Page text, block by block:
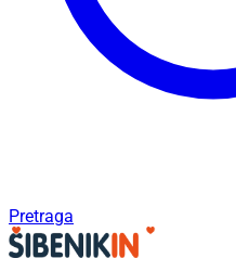
Pretraga